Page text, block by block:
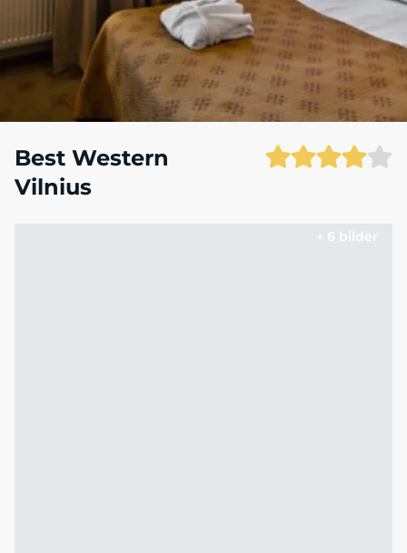
Best Western
Vilnius
+ 6 bilder